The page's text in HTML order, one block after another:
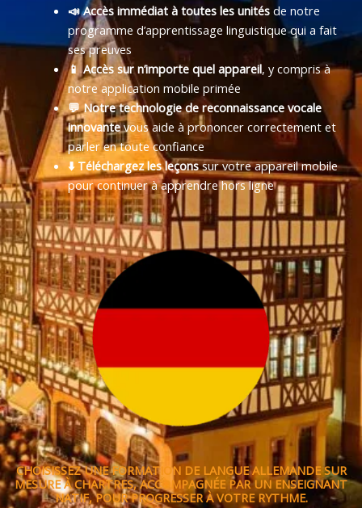
📣 Accès immédiat à toutes les unitésde notre
programme d’apprentissage linguistique qui a fait
ses preuves
📱 Accès sur n’importe quel appareil, y compris à
notre application mobile primée
💬 Notre technologie de reconnaissance vocale
innovantevous aide à prononcer correctement et
parler en toute confiance
⬇️ Téléchargez les leçonssur votre appareil mobile
pour continuer à apprendre hors ligne
CHOISISSEZ UNE FORMATION DE LANGUE ALLEMANDE SUR
MESURE À CHARTRES, ACCOMPAGNÉE PAR UN ENSEIGNANT
NATIF, POUR PROGRESSER À VOTRE RYTHME.